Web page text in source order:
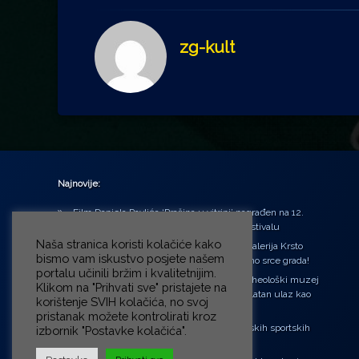
zg-kult
Najnovije:
Film Daniela Pavlića ‘Prašina u vitrini’ nagrađen na 12.
Green Montenegro International Film Festivalu
U središtu Petrinje otvorena obnovljena Galerija Krsto
Hegedušić: Kultura vraćena kući, u samo srce grada!
Od petka do nedjelje (31.7. – 2.8.2026.) Arheološki muzej
u Zagrebu otvara vrata građanima: Besplatan ulaz kao
zaklon od toplinskog vala
‘Ni med cvetjem ni pravice’ na Aleji hrvatskih sportskih
Naša stranica koristi kolačiće kako
bismo vam iskustvo posjete našem
portalu učinili bržim i kvalitetnijim.
Klikom na "Prihvati sve" pristajete na
korištenje SVIH kolačića, no svoj
pristanak možete kontrolirati kroz
izbornik "Postavke kolačića".